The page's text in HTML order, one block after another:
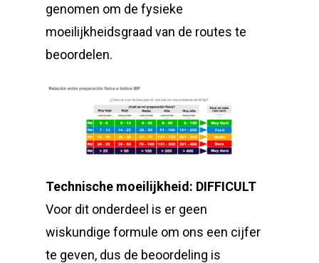
genomen om de fysieke
moeilijkheidsgraad van de routes te
beoordelen.
Technische moeilijkheid: DIFFICULT
Voor dit onderdeel is er geen
wiskundige formule om ons een cijfer
te geven, dus de beoordeling is